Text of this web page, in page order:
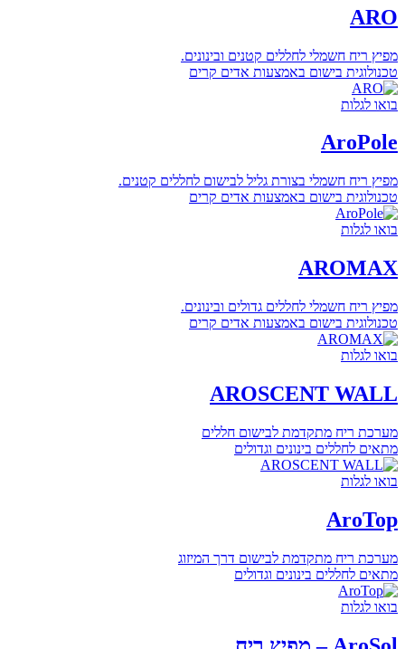
ARO
מפיץ ריח חשמלי לחללים קטנים ובינונים.
טכנולוגית בישום באמצעות אדים קרים
בואו לגלות
AroPole
מפיץ ריח חשמלי בצורת גליל לבישום לחללים קטנים.
טכנולוגית בישום באמצעות אדים קרים
בואו לגלות
AROMAX
מפיץ ריח חשמלי לחללים גדולים ובינונים.
טכנולוגית בישום באמצעות אדים קרים
בואו לגלות
AROSCENT WALL
מערכת ריח מתקדמת לבישום חללים
מתאים לחללים בינונים וגדולים
בואו לגלות
AroTop
מערכת ריח מתקדמת לבישום דרך המיזוג
מתאים לחללים בינונים וגדולים
בואו לגלות